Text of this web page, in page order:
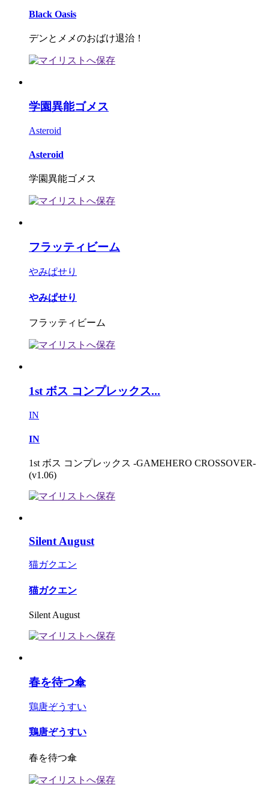
Black Oasis
デンとメメのおばけ退治！
学園異能ゴメス
Asteroid
Asteroid
学園異能ゴメス
フラッティビーム
やみぱせり
やみぱせり
フラッティビーム
1st ボス コンプレックス...
IN
IN
1st ボス コンプレックス -GAMEHERO CROSSOVER-
(v1.06)
Silent August
猫ガクエン
猫ガクエン
Silent August
春を待つ傘
鶏唐ぞうすい
鶏唐ぞうすい
春を待つ傘